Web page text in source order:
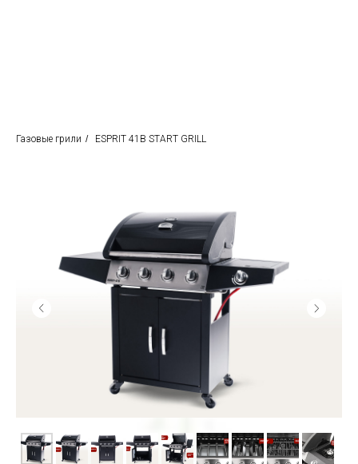
Газовые грили / ESPRIT 41B START GRILL